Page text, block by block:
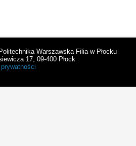
Warszawska Filia w Płocku
17, 09-400 Płock